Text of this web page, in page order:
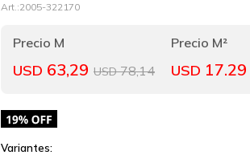
2005-322170
USD 63,29 USD 78,14 USD 17.29
Variantes: